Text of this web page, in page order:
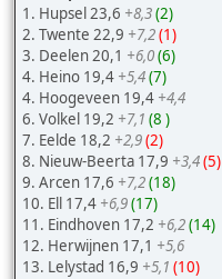
1. Hupsel 23,6 +8,3(2)
2. Twente 22,9 +7,2(1)
3. Deelen 20,1 +6,0(6)
4. Heino 19,4 +5,4(7)
4. Hoogeveen 19,4 +4,4
6. Volkel 19,2 +7,1 (8 )
7. Eelde 18,2 +2,9(2)
8. Nieuw-Beerta 17,9 +3,4(5)
9. Arcen 17,6 +7,2(18)
10. Ell 17,4 +6,9(17)
11. Eindhoven 17,2 +6,2(14)
12. Herwijnen 17,1 +5,6
13. Lelystad 16,9 +5,1 (10)